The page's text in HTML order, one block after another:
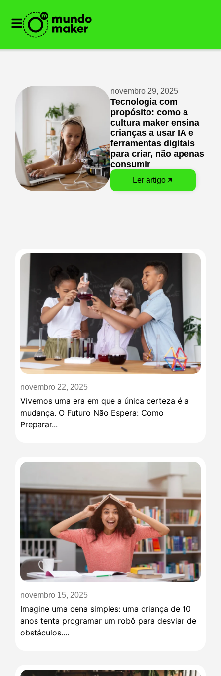
novembro 29, 2025
Tecnologia com
propósito: como a
cultura maker ensina
crianças a usar IA e
ferramentas digitais
para criar, não apenas
consumir
Ler artigo
novembro 22, 2025
Vivemos uma era em que a única certeza é a
mudança. O Futuro Não Espera: Como
Preparar...
novembro 15, 2025
Imagine uma cena simples: uma criança de 10
anos tenta programar um robô para desviar de
obstáculos....